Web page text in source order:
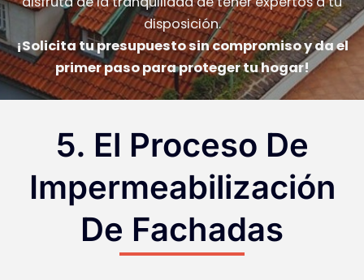
disposición.
¡Solicita tu presupuesto sin compromiso y da el
primer paso para proteger tu hogar!
5. El Proceso De
Impermeabilización
De Fachadas